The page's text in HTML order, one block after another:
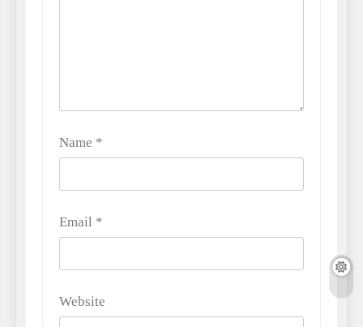
Name *
Email *
Website